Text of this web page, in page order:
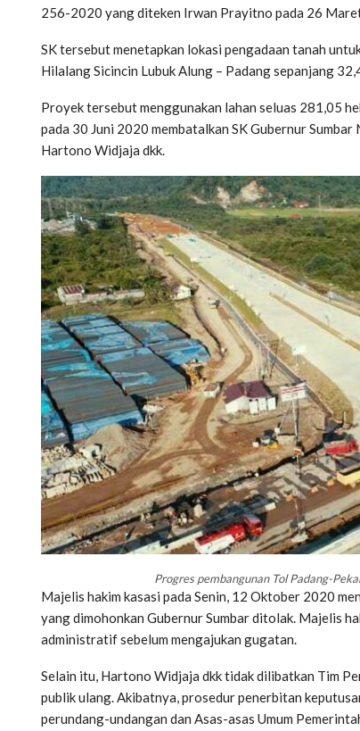
256-2020 yang diteken Irwan Prayitno pada 26
SK tersebut menetapkan lokasi pengadaan tanah
Hilalang Sicincin Lubuk Alung – Padang sepanjang
Proyek tersebut menggunakan lahan seluas 281,05
pada 30 Juni 2020 membatalkan SK Gubernur
Hartono Widjaja dkk.
Progres pembangunan Tol Padang-
Majelis hakim kasasi pada Senin, 12 Oktober 2020
yang dimohonkan Gubernur Sumbar ditolak. Majelis
administratif sebelum mengajukan gugatan.
Selain itu, Hartono Widjaja dkk tidak dilibatkan Tim
publik ulang. Akibatnya, prosedur penerbitan
perundang-undangan dan Asas-asas Umum